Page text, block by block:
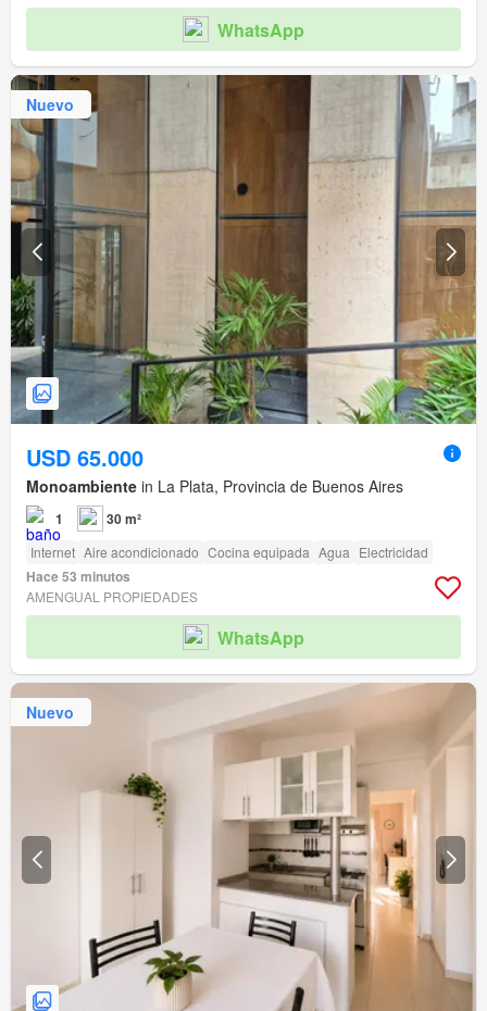
WhatsApp
Nuevo
USD 65.000
Monoambiente in La Plata, Provincia de Buenos Aires
1 30 m²
Internet Aire acondicionado Cocina equipada Agua Electricidad
Hace 53 minutos
AMENGUAL PROPIEDADES
WhatsApp
Nuevo